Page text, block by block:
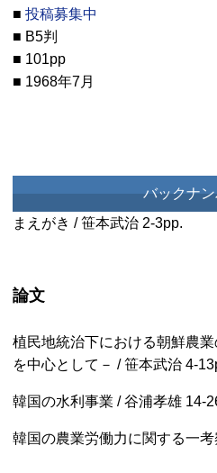
■ 投稿募集中
■ B5判
■ 101pp
■ 1968年7月
バックナ
まえがき / 笹本武治 2-3pp.
論文
植民地統治下における朝鮮農
を中心として－ / 笹本武治 4-
韓国の水利事業 / 谷浦孝雄 14-
韓国の農業労働力に関する一